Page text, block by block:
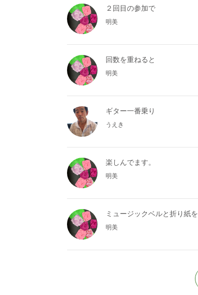
２回目の参加で
明美
回数を重ねると
明美
ギター一番乗り
うえき
楽しんでます。
明美
ミュージックベルと折り紙を
明美